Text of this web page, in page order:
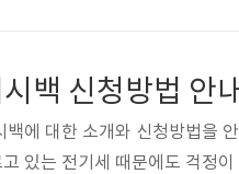
로 현금 50..
백 신청방법 안내
에 대한 소개와 신청방법을
있는 전기세 때문에도 걱정